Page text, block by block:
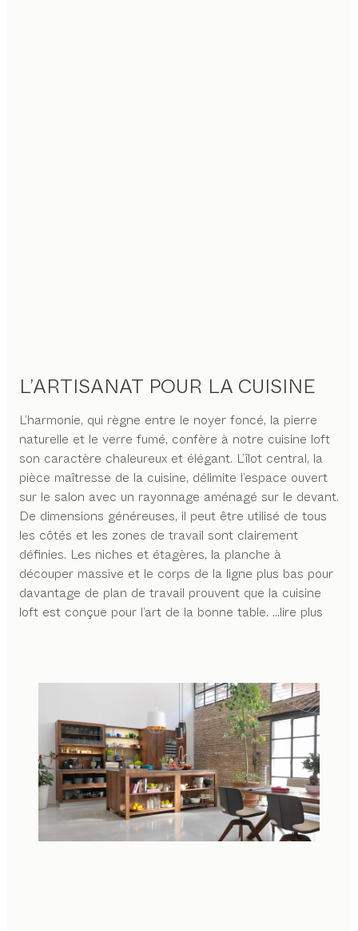
L’ARTISANAT POUR LA CUISINE
L’harmonie, qui règne entre le noyer foncé, la pierre
naturelle et le verre fumé, confère à notre cuisine loft
son caractère chaleureux et élégant. L’îlot central, la
pièce maîtresse de la cuisine, délimite l’espace ouvert
sur le salon avec un rayonnage aménagé sur le devant.
De dimensions généreuses, il peut être utilisé de tous
les côtés et les zones de travail sont clairement
définies. Les niches et étagères, la planche à
découper massive et le corps de la ligne plus bas pour
davantage de plan de travail prouvent que la cuisine
loft est conçue pour l’art de la bonne table. ...lire plus